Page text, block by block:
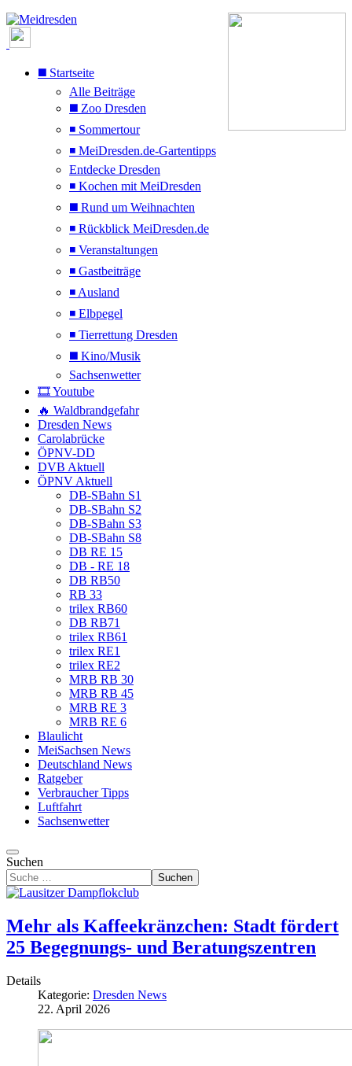
◼️ Startseite
Alle Beiträge
◼️ Zoo Dresden
◾ Sommertour
◾ MeiDresden.de-Gartentipps
Entdecke Dresden
◾ Kochen mit MeiDresden
◼️ Rund um Weihnachten
◾ Rückblick MeiDresden.de
◾ Veranstaltungen
◾ Gastbeiträge
◾ Ausland
◾ Elbpegel
◾ Tierrettung Dresden
◼️ Kino/Musik
Sachsenwetter
🎞️ Youtube
🔥 Waldbrandgefahr
Dresden News
Carolabrücke
ÖPNV-DD
DVB Aktuell
ÖPNV Aktuell
DB-SBahn S1
DB-SBahn S2
DB-SBahn S3
DB-SBahn S8
DB RE 15
DB - RE 18
DB RB50
RB 33
trilex RB60
DB RB71
trilex RB61
trilex RE1
trilex RE2
MRB RB 30
MRB RB 45
MRB RE 3
MRB RE 6
Blaulicht
MeiSachsen News
Deutschland News
Ratgeber
Verbraucher Tipps
Luftfahrt
Sachsenwetter
Suchen
Suchen
Mehr als Kaffeekränzchen: Stadt fördert
25 Begegnungs- und Beratungszentren
Details
Kategorie: Dresden News
22. April 2026